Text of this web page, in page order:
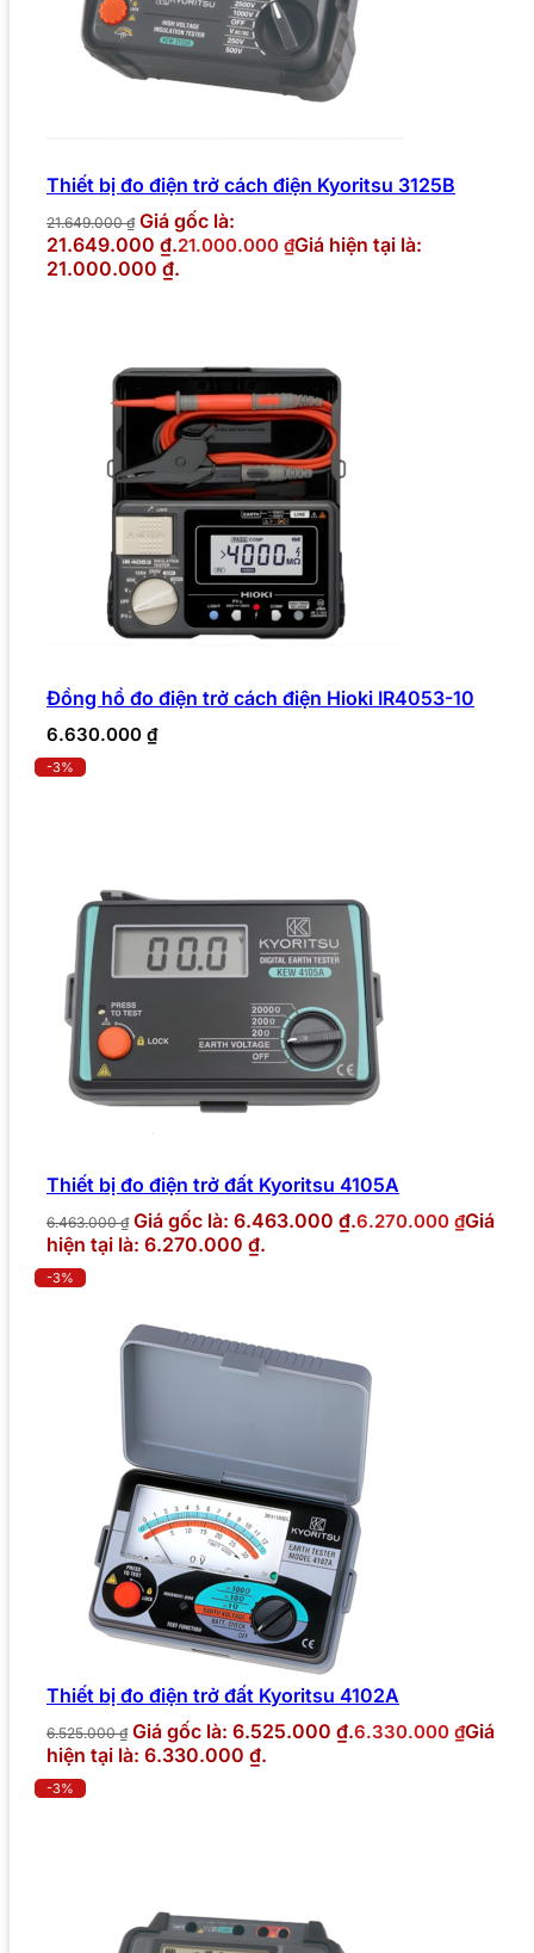
Thiết bị đo điện trở cách điện Kyoritsu 3125B
21.649.000₫ Giá gốc là:
21.649.000 ₫.21.000.000 ₫Giá hiện tại là:
21.000.000 ₫.
Đồng hồ đo điện trở cách điện Hioki IR4053-10
6.630.000 ₫
-3%
Thiết bị đo điện trở đất Kyoritsu 4105A
6.463.000₫ Giá gốc là: 6.463.000 ₫.6.270.000 ₫Giá
hiện tại là: 6.270.000 ₫.
-3%
Thiết bị đo điện trở đất Kyoritsu 4102A
6.525.000₫ Giá gốc là: 6.525.000 ₫.6.330.000 ₫Giá
hiện tại là: 6.330.000 ₫.
-3%